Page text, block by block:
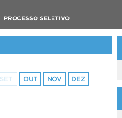
PROCESSO SELETIVO
SET OUT NOV DEZ